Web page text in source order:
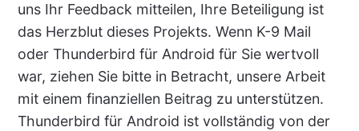
uns Ihr Feedback mitteilen, Ihre Beteiligung ist
das Herzblut dieses Projekts. Wenn K-9 Mail
oder Thunderbird für Android für Sie wertvoll
war, ziehen Sie bitte in Betracht, unsere Arbeit
mit einem finanziellen Beitrag zu unterstützen.
Thunderbird für Android ist vollständig von der